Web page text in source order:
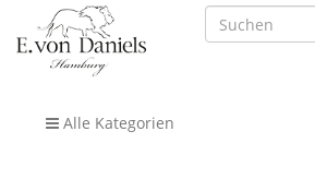
Alle Kategorien